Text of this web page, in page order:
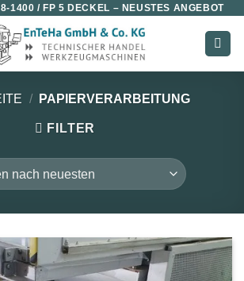
1400 / FP 5 DECKEL – NEUSTES ANGEBOT
/ PAPIERVERARBEITUNG
FILTER